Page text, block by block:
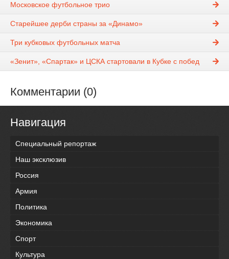
Московское футбольное трио
Старейшее дерби страны за «Динамо»
Три кубковых футбольных матча
«Зенит», «Спартак» и ЦСКА стартовали в Кубке с побед
Комментарии (0)
Навигация
Специальный репортаж
Наш эксклюзив
Россия
Армия
Политика
Экономика
Спорт
Культура